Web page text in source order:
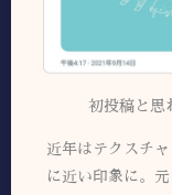
初投稿と思
近年はテクスチ
に近い印象に。